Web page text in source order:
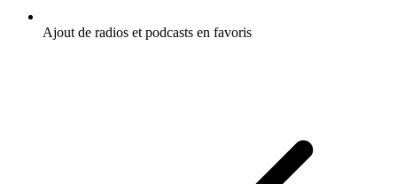
Ajout de radios et podcasts en favoris